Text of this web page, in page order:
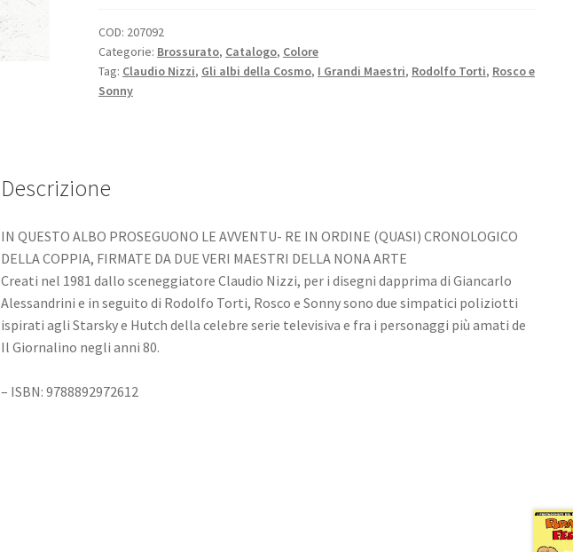
COD: 207092
Categorie: Brossurato, Catalogo, Colore
Tag: Claudio Nizzi, Gli albi della Cosmo, I Grandi Maestri, Rodolfo Torti, Rosco e
Sonny
Descrizione
IN QUESTO ALBO PROSEGUONO LE AVVENTU- RE IN ORDINE (QUASI) CRONOLOGICO
DELLA COPPIA, FIRMATE DA DUE VERI MAESTRI DELLA NONA ARTE
Creati nel 1981 dallo sceneggiatore Claudio Nizzi, per i disegni dapprima di Giancarlo
Alessandrini e in seguito di Rodolfo Torti, Rosco e Sonny sono due simpatici poliziotti
ispirati agli Starsky e Hutch della celebre serie televisiva e fra i personaggi più amati de
Il Giornalino negli anni 80.
– ISBN: 9788892972612